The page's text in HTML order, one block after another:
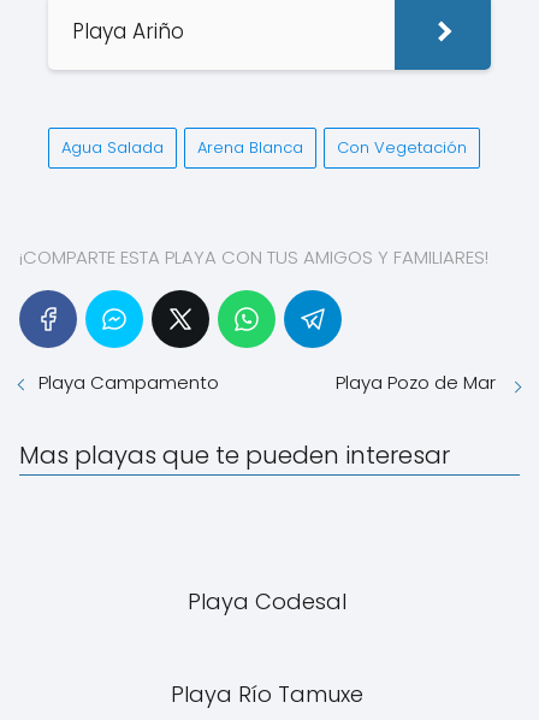
Playa Ariño
Agua Salada Arena Blanca Con Vegetación
¡COMPARTE ESTA PLAYA CON TUS AMIGOS Y FAMILIARES!
Playa Campamento Playa Pozo de Mar
Mas playas que te pueden interesar
Playa Codesal
Playa Río Tamuxe